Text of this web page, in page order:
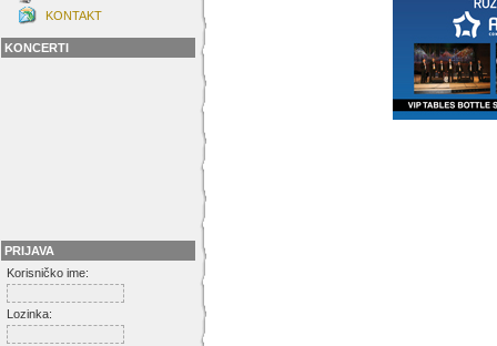
KONTAKT
KONCERTI
PRIJAVA
Korisničko ime:
Lozinka: